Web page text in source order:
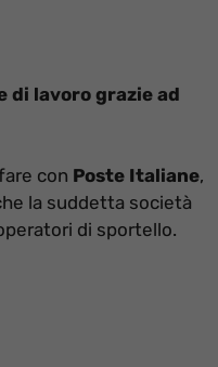
di lavoro grazie ad
con Poste Italiane,
la suddetta società
di sportello.